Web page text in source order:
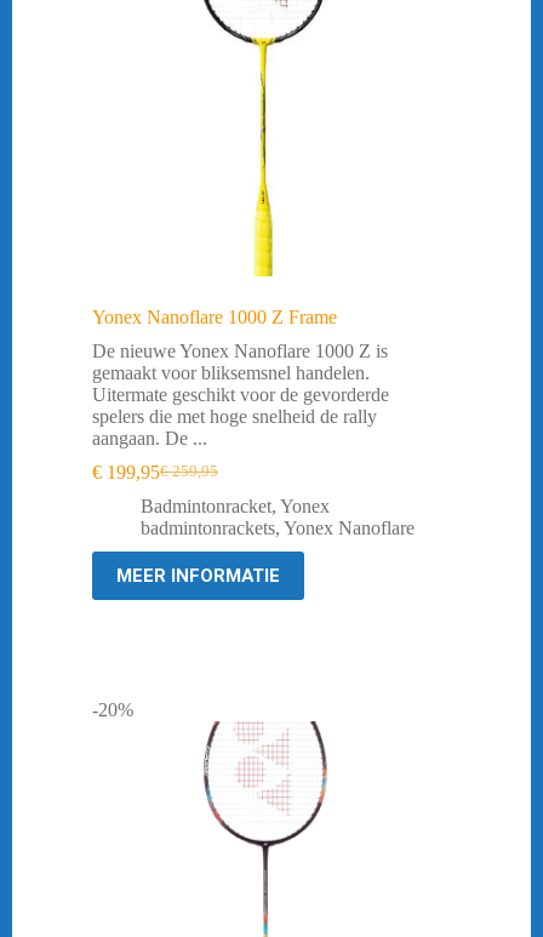
Yonex Nanoflare 1000 Z Frame
De nieuwe Yonex Nanoflare 1000 Z is
gemaakt voor bliksemsnel handelen.
Uitermate geschikt voor de gevorderde
spelers die met hoge snelheid de rally
aangaan. De ...
€259,95
Oorspronkelijke
prijs
was:
€ 199,95Huidige
prijs
is:
Badmintonracket, Yonex
badmintonrackets, Yonex Nanoflare
MEER INFORMATIE
-20%